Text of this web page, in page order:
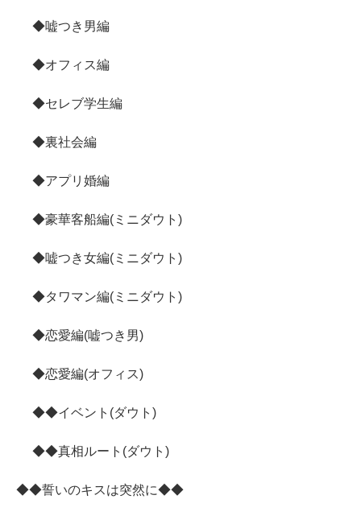
◆嘘つき男編
◆オフィス編
◆セレブ学生編
◆裏社会編
◆アプリ婚編
◆豪華客船編(ミニダウト)
◆嘘つき女編(ミニダウト)
◆タワマン編(ミニダウト)
◆恋愛編(嘘つき男)
◆恋愛編(オフィス)
◆◆イベント(ダウト)
◆◆真相ルート(ダウト)
◆◆誓いのキスは突然に◆◆